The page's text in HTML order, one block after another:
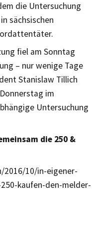
die Untersuchung
sächsischen
fiel am Sonntag
– nur wenige Tage
Stanislaw Tillich
im
Untersuchung
die 250 &
10/in-eigener-
kaufen-den-melder-